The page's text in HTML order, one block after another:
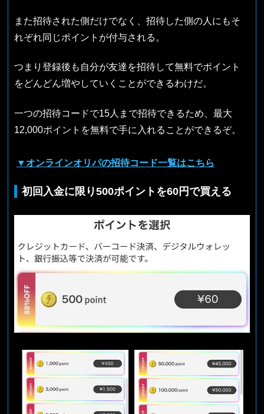
また招待された側だけでなく、招待した側の人にもそ
れぞれ同じポイントが付与される。
つまり登録後も自分が友達を招待して無料でポイント
をどんどん増やしていくことができるわけだ。
一つの招待コードで15人まで招待できるため、最大
12,000ポイントを無料で手に入れることができるぞ。
▼オンラインオリパの招待コード一覧はこちら
初回入金に限り500ポイントを60円で買える